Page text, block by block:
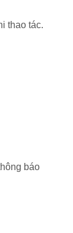
thao tác.
báo